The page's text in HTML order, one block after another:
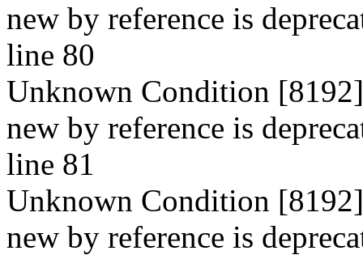
new by reference is
line 80
Unknown Condition
new by reference is
line 81
Unknown Condition
new by reference is